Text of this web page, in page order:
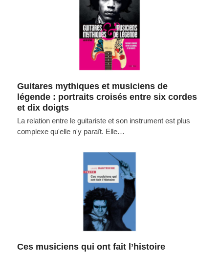
Guitares mythiques et musiciens de
légende : portraits croisés entre six cordes
et dix doigts
La relation entre le guitariste et son instrument est plus
complexe qu'elle n'y paraît. Elle…
Ces musiciens qui ont fait l’histoire